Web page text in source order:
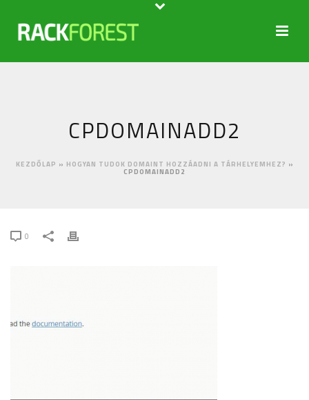
CPDOMAINADD2
KEZDŐLAP » HOGYAN TUDOK DOMAINT HOZZÁADNI A TÁRHELYEMHEZ? »
CPDOMAINADD2
0